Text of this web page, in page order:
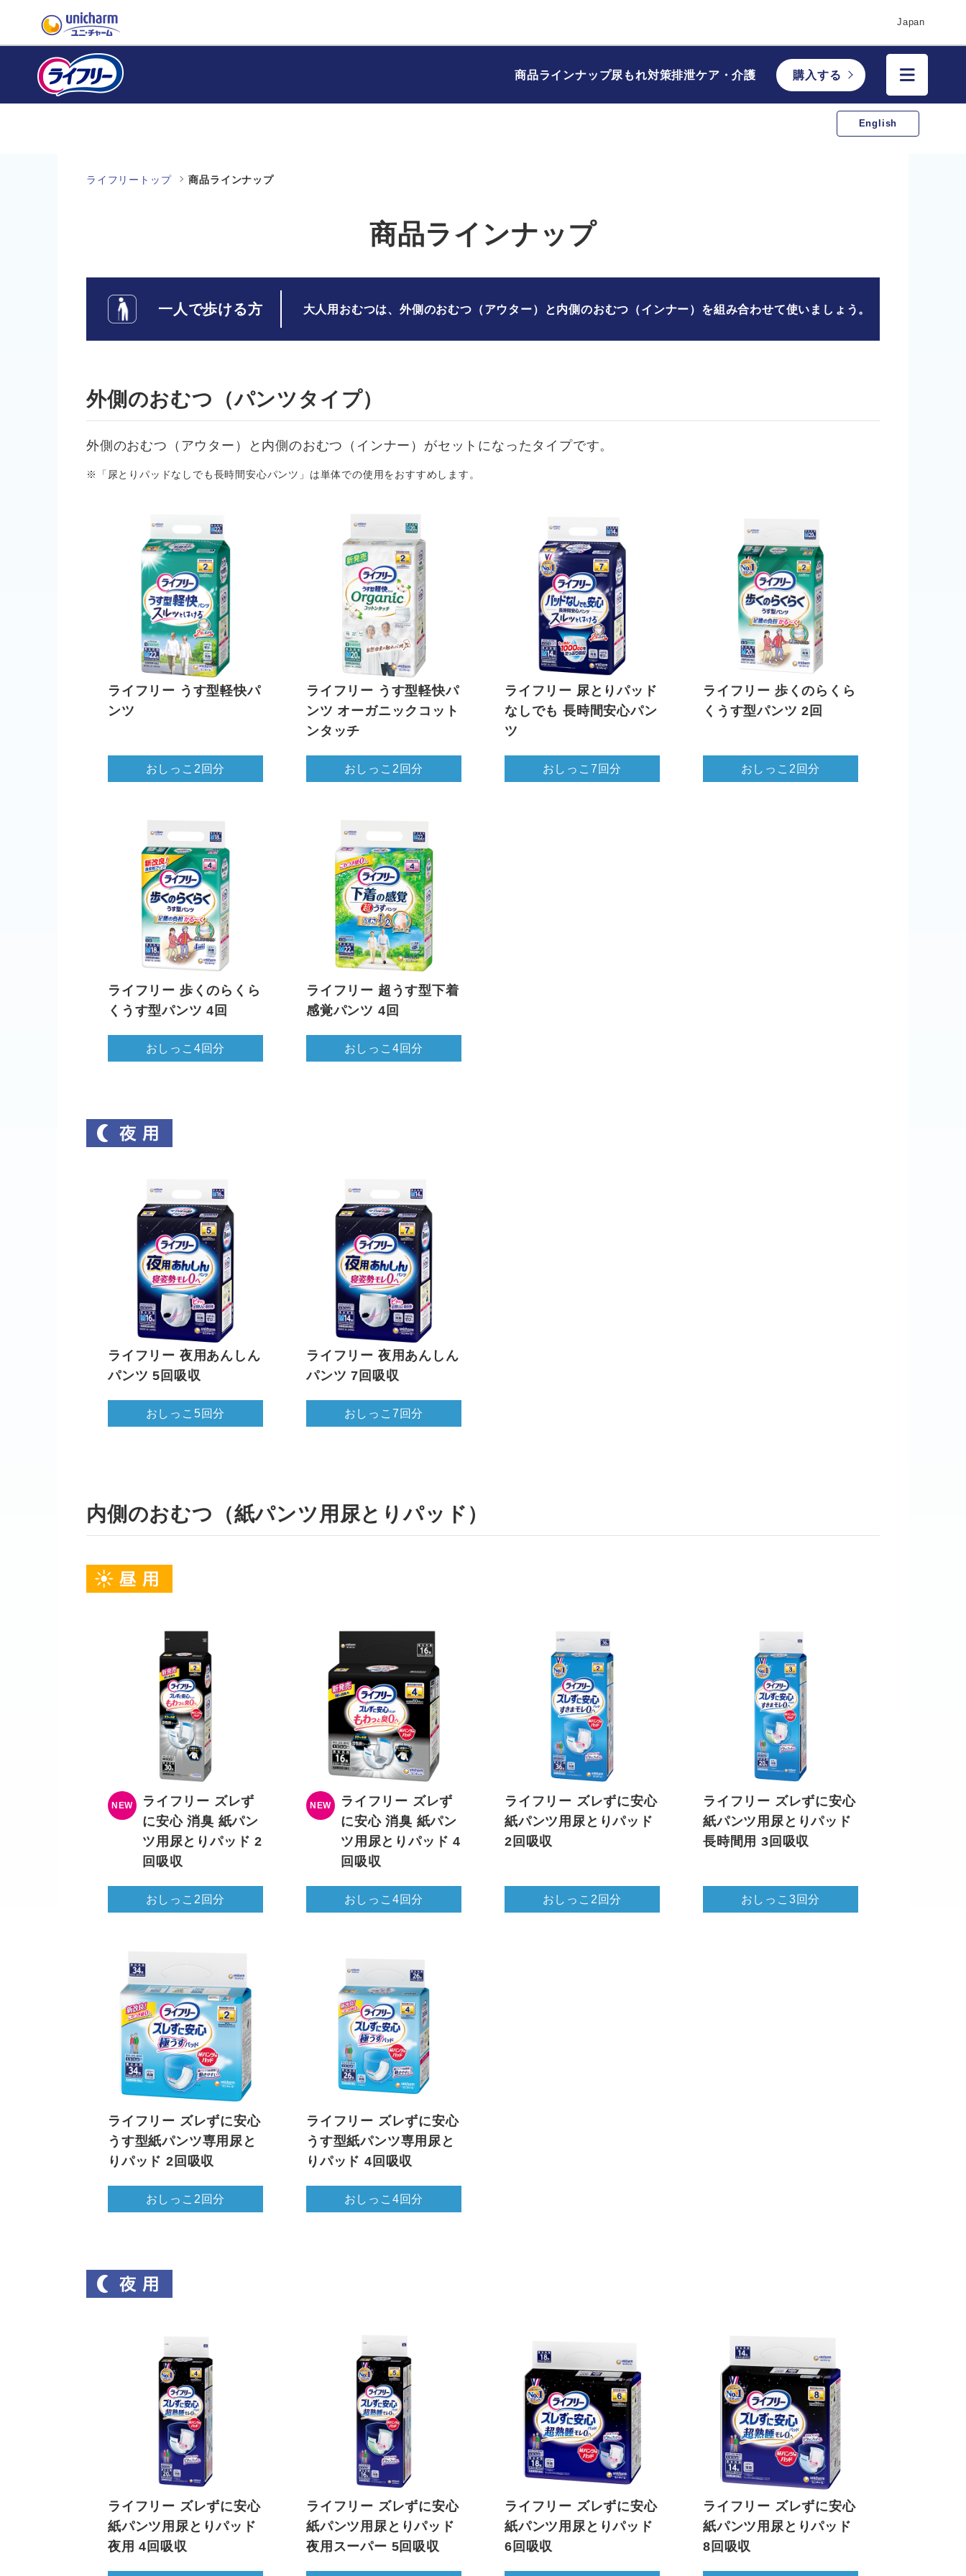
Japan
商品ラインナップ尿もれ対策排泄ケア・介護 購入する
English
ライフリートップ 商品ラインナップ
商品ラインナップ
一人で歩ける方 大人用おむつは、外側のおむつ（アウター）と内側のおむつ（インナー）を組み合わせて使いましょう。
外側のおむつ（パンツタイプ）
外側のおむつ（アウター）と内側のおむつ（インナー）がセットになったタイプです。
※「尿とりパッドなしでも長時間安心パンツ」は単体での使用をおすすめします。
ライフリー うす型軽快パ
ンツ
おしっこ2回分
ライフリー うす型軽快パ
ンツ オーガニックコット
ンタッチ
おしっこ2回分
ライフリー 尿とりパッド
なしでも 長時間安心パン
ツ
おしっこ7回分
ライフリー 歩くのらくら
くうす型パンツ 2回
おしっこ2回分
ライフリー 歩くのらくら
くうす型パンツ 4回
おしっこ4回分
ライフリー 超うす型下着
感覚パンツ 4回
おしっこ4回分
ライフリー 夜用あんしん
パンツ 5回吸収
おしっこ5回分
ライフリー 夜用あんしん
パンツ 7回吸収
おしっこ7回分
内側のおむつ（紙パンツ用尿とりパッド）
NEW
ライフリー ズレず
に安心 消臭 紙パン
ツ用尿とりパッド 2
回吸収
おしっこ2回分
NEW
ライフリー ズレず
に安心 消臭 紙パン
ツ用尿とりパッド 4
回吸収
おしっこ4回分
ライフリー ズレずに安心
紙パンツ用尿とりパッド
2回吸収
おしっこ2回分
ライフリー ズレずに安心
紙パンツ用尿とりパッド
長時間用 3回吸収
おしっこ3回分
ライフリー ズレずに安心
うす型紙パンツ専用尿と
りパッド 2回吸収
おしっこ2回分
ライフリー ズレずに安心
うす型紙パンツ専用尿と
りパッド 4回吸収
おしっこ4回分
ライフリー ズレずに安心
紙パンツ用尿とりパッド
夜用 4回吸収
ライフリー ズレずに安心
紙パンツ用尿とりパッド
夜用スーパー 5回吸収
ライフリー ズレずに安心
紙パンツ用尿とりパッド
6回吸収
ライフリー ズレずに安心
紙パンツ用尿とりパッド
8回吸収